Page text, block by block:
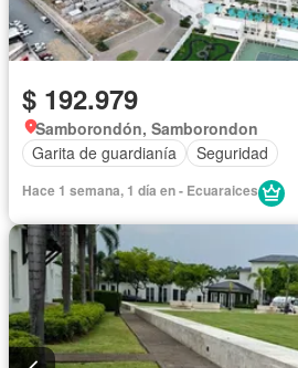
$ 192.979
Samborondón, Samborondon
Garita de guardianía
Seguridad
Hace 1 semana, 1 día en - Ecuaraices